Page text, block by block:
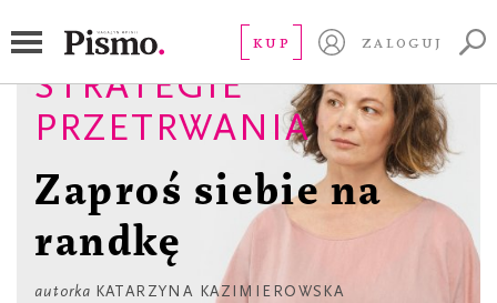
KUP ZALOGUJ
STRATEGIE
PRZETRWANIA
Zaproś siebie na
randkę
autorka KATARZYNA KAZIMIEROWSKA